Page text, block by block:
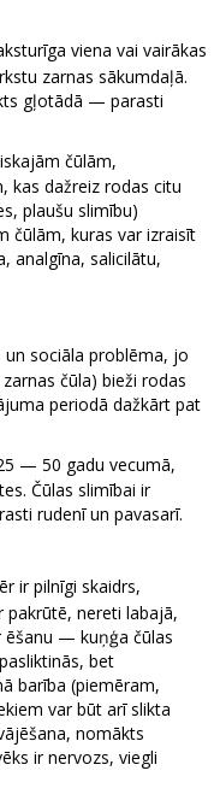
viena vai vairākas
zarnas sākumdaļā.
gļotādā — parasti
čūlām,
kas dažreiz rodas citu
plaušu slimību)
čūlām, kuras var izraisīt
analgīna, salicilātu,
sociāla problēma, jo
čūla) bieži rodas
periodā dažkārt pat
— 50 gadu vecumā,
Čūlas slimībai ir
rudenī un pavasarī.
ir pilnīgi skaidrs,
pakrūtē, nereti labajā,
ēšanu — kuņģa čūlas
bet
barība (piemēram,
var būt arī slikta
nomākts
ir nervozs, viegli